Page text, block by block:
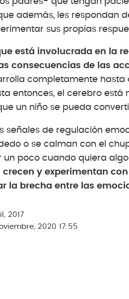
además, les respondan
sus propias
está involucrada en la
consecuencias de las
completamente hasta
entonces, el cerebro
un niño se pueda
señales de regulación
o se calman con el
un poco cuando quiera
y experimentan
la brecha entre las
2017
2020 17:55